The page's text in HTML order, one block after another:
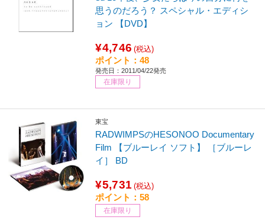
思うのだろう？ スペシャル・エディシ
ョン 【DVD】
¥4,746 (税込)
ポイント：48
発売日：2011/04/22発売
在庫限り
東宝
RADWIMPSのHESONOO Documentary
Film 【ブルーレイ ソフト】 ［ブルーレ
イ］ BD
¥5,731 (税込)
ポイント：58
在庫限り